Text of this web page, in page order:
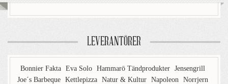
LEVERANTÖRER
Bonnier Fakta Eva Solo Hammarö Tändprodukter Jensengrill
Joe´s Barbeque Kettlepizza Natur & Kultur Napoleon Norrjern